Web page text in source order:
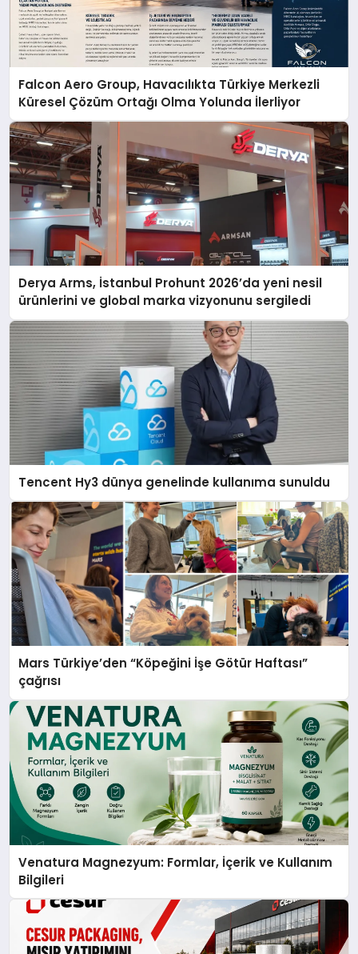
Falcon Aero Group, Havacılıkta Türkiye Merkezli
Küresel Çözüm Ortağı Olma Yolunda İlerliyor
Derya Arms, İstanbul Prohunt 2026’da yeni nesil
ürünlerini ve global marka vizyonunu sergiledi
Tencent Hy3 dünya genelinde kullanıma sunuldu
Mars Türkiye’den “Köpeğini İşe Götür Haftası”
çağrısı
Venatura Magnezyum: Formlar, İçerik ve Kullanım
Bilgileri